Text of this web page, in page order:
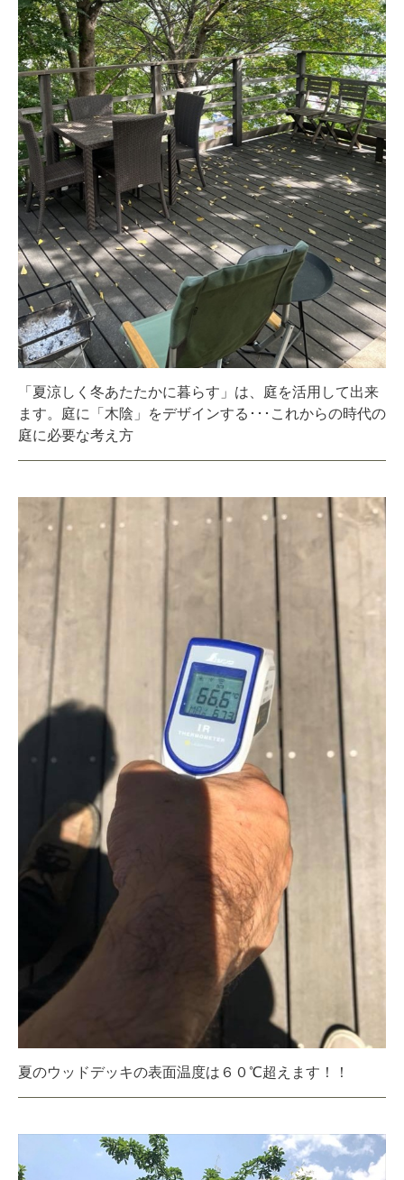
「夏涼しく冬あたたかに暮らす」は、庭を活用して出来
ます。庭に「木陰」をデザインする･･･これからの時代の
庭に必要な考え方
夏のウッドデッキの表面温度は６０℃超えます！！